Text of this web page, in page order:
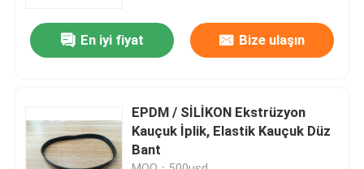
Kauçuk yağ keçesi
Otomotiv petrol mühürler
Kamyon Yağ Contaları
En iyi fiyat Bize ulaşın
EPDM / SİLİKON Ekstrüzyon
Kauçuk İplik, Elastik Kauçuk Düz
Bant